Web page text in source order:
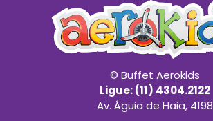
© Buffet Aerokids
Ligue: (11) 4304.2122
Av. Águia de Haia, 4198